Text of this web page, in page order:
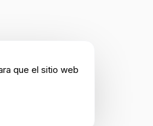
que el sitio web